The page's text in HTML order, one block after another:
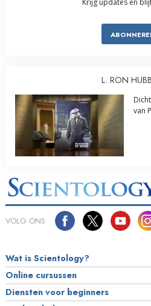
Krijg updates en
L. RON
van
VOLG ONS
Wat is Scientology?
Online cursussen
Diensten voor beginners